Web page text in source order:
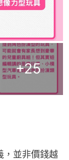
+25
，並非價錢越